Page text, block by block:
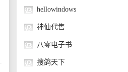
hellowindows
神仙代售
八零电子书
搜鸽天下